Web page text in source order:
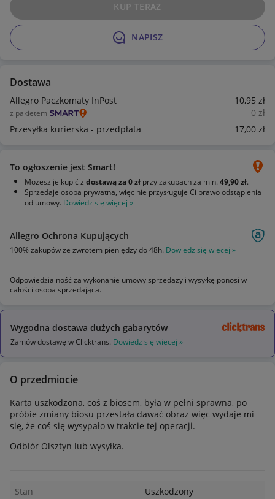
NAPISZ
KUP TERAZ
Dostawa
Allegro Paczkomaty InPost 10,95 zł
z pakietem 0 zł
Przesyłka kurierska - przedpłata
17,00 zł
To ogłoszenie jest Smart!
Możesz je kupić z dostawą za 0 zł przy zakupach za min. 49,90 zł.
Sprzedaje osoba prywatna, więc nie przysługuje Ci prawo odstąpienia
od umowy. Dowiedz się więcej »
Allegro Ochrona Kupujących
100% zakupów ze zwrotem pieniędzy do 48h. Dowiedz się więcej »
Odpowiedzialność za wykonanie umowy sprzedaży i wysyłkę ponosi w
całości osoba sprzedająca.
Wygodna dostawa dużych gabarytów
Zamów dostawę w Clicktrans. Dowiedz się więcej »
O przedmiocie
Karta uszkodzona, coś z biosem, była w pełni sprawna, po
próbie zmiany biosu przestała dawać obraz więc wydaje mi
się, że coś się wysypało w trakcie tej operacji.
Odbiór Olsztyn lub wysyłka.
Stan
Uszkodzony